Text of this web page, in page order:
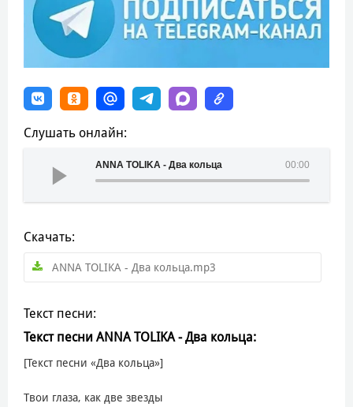
Слушать онлайн:
00:00
ANNA TOLIKA - Два кольца
Скачать:
ANNA TOLIKA - Два кольца.mp3
Текст песни:
Текст песни ANNA TOLIKA - Два кольца:
[Текст песни «Два кольца»]
Твои глаза, как две звезды